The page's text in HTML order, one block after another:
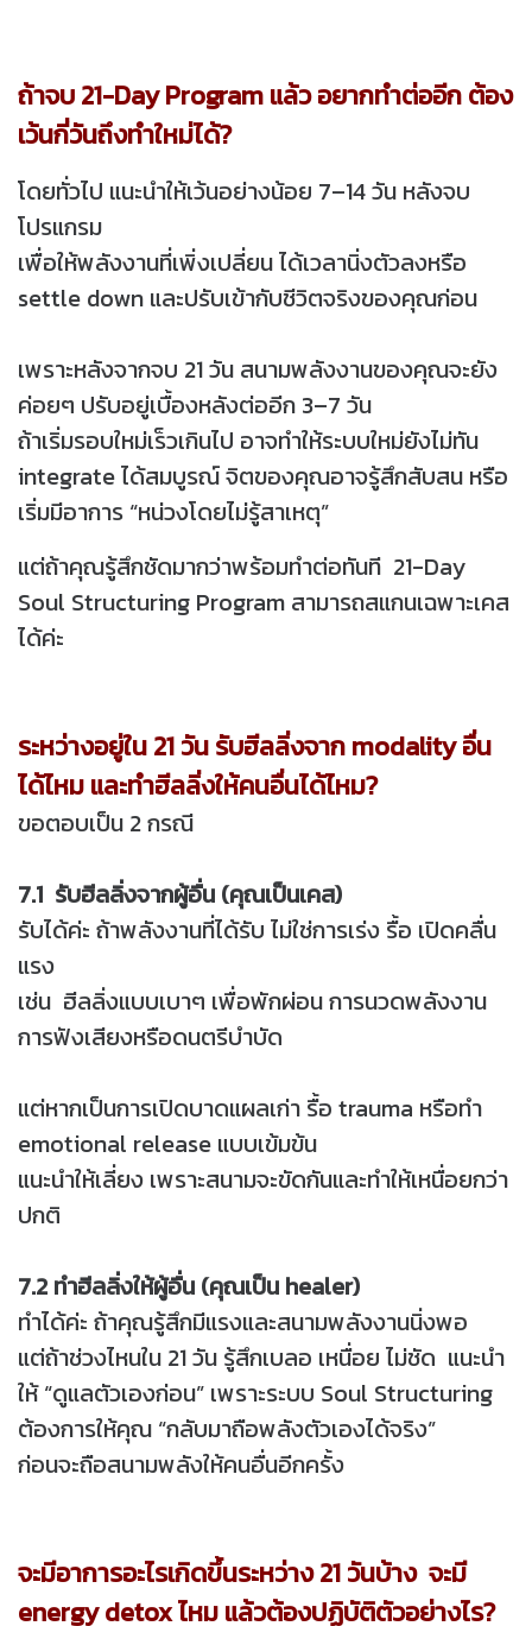
ถ้าจบ 21-Day Program แล้ว อยากทำต่ออีก ต้อง
เว้นกี่วันถึงทำใหม่ได้?
โดยทั่วไป แนะนำให้เว้นอย่างน้อย 7–14 วัน หลังจบ
โปรแกรม
เพื่อให้พลังงานที่เพิ่งเปลี่ยน ได้เวลานิ่งตัวลงหรือ
settle down และปรับเข้ากับชีวิตจริงของคุณก่อน
เพราะหลังจากจบ 21 วัน สนามพลังงานของคุณจะยัง
ค่อยๆ ปรับอยู่เบื้องหลังต่ออีก 3–7 วัน
ถ้าเริ่มรอบใหม่เร็วเกินไป อาจทำให้ระบบใหม่ยังไม่ทัน
integrate ได้สมบูรณ์ จิตของคุณอาจรู้สึกสับสน หรือ
เริ่มมีอาการ “หน่วงโดยไม่รู้สาเหตุ”
แต่ถ้าคุณรู้สึกชัดมากว่าพร้อมทำต่อทันที 21-Day
Soul Structuring Program สามารถสแกนเฉพาะเคส
ได้ค่ะ
ระหว่างอยู่ใน 21 วัน รับฮีลลิ่งจาก modality อื่น
ได้ไหม และทำฮีลลิ่งให้คนอื่นได้ไหม?
ขอตอบเป็น 2 กรณี
7.1 รับฮีลลิ่งจากผู้อื่น (คุณเป็นเคส)
รับได้ค่ะ ถ้าพลังงานที่ได้รับ ไม่ใช่การเร่ง รื้อ เปิดคลื่น
แรง
เช่น ฮีลลิ่งแบบเบาๆ เพื่อพักผ่อน การนวดพลังงาน
การฟังเสียงหรือดนตรีบำบัด
แต่หากเป็นการเปิดบาดแผลเก่า รื้อ trauma หรือทำ
emotional release แบบเข้มข้น
แนะนำให้เลี่ยง เพราะสนามจะขัดกันและทำให้เหนื่อยกว่า
ปกติ
7.2 ทำฮีลลิ่งให้ผู้อื่น (คุณเป็น healer)
ทำได้ค่ะ ถ้าคุณรู้สึกมีแรงและสนามพลังงานนิ่งพอ
แต่ถ้าช่วงไหนใน 21 วัน รู้สึกเบลอ เหนื่อย ไม่ชัด แนะนำ
ให้ “ดูแลตัวเองก่อน” เพราะระบบ Soul Structuring
ต้องการให้คุณ “กลับมาถือพลังตัวเองได้จริง”
ก่อนจะถือสนามพลังให้คนอื่นอีกครั้ง
จะมีอาการอะไรเกิดขึ้นระหว่าง 21 วันบ้าง จะมี
energy detox ไหม แล้วต้องปฏิบัติตัวอย่างไร?